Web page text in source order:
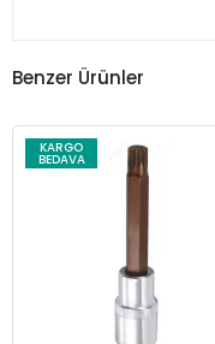
Benzer Ürünler
KARGO
BEDAVA